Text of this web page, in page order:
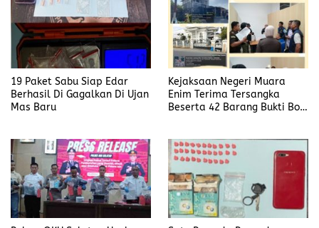
19 Paket Sabu Siap Edar
Berhasil Di Gagalkan Di Ujan
Mas Baru
Kejaksaan Negeri Muara
Enim Terima Tersangka
Beserta 42 Barang Bukti Bobi